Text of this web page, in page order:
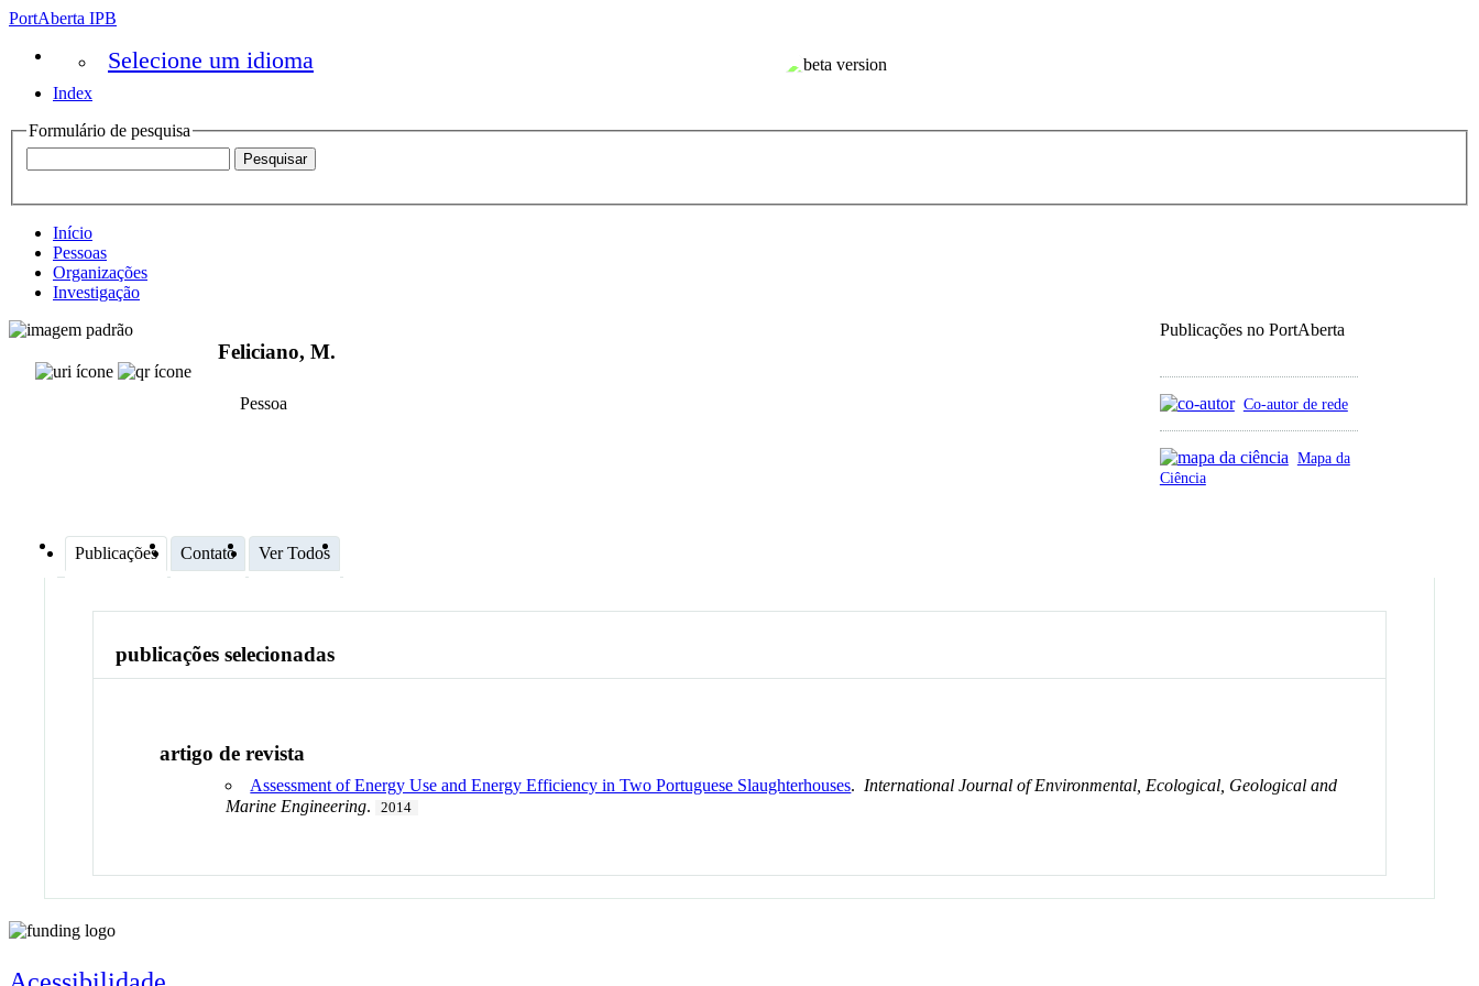
PortAberta IPB
Selecione um idioma
Index
Formulário de pesquisa
Início
Pessoas
Organizações
Investigação
Publicações no PortAberta
Co-autor de rede
Mapa da
Ciência
Feliciano, M.
Pessoa
Publicações Contato Ver Todos
publicações selecionadas
artigo de revista
Assessment of Energy Use and Energy Efficiency in Two Portuguese Slaughterhouses. International Journal of Environmental, Ecological, Geological and
Marine Engineering. 2014